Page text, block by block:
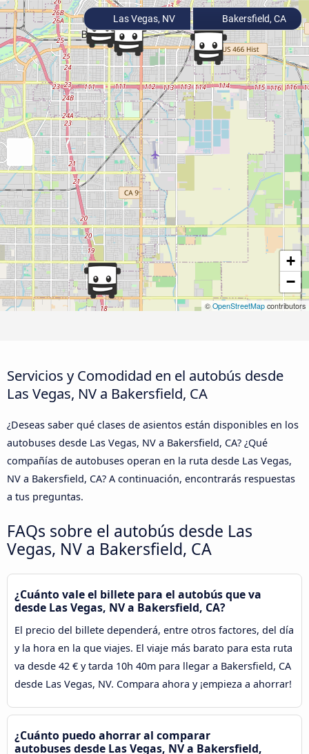
+
−
© OpenStreetMap contributors
Las Vegas, NV Bakersfield, CA
Servicios y Comodidad en el autobús desde
Las Vegas, NV a Bakersfield, CA
¿Deseas saber qué clases de asientos están disponibles en los
autobuses desde Las Vegas, NV a Bakersfield, CA? ¿Qué
compañías de autobuses operan en la ruta desde Las Vegas,
NV a Bakersfield, CA? A continuación, encontrarás respuestas
a tus preguntas.
FAQs sobre el autobús desde Las
Vegas, NV a Bakersfield, CA
¿Cuánto vale el billete para el autobús que va
desde Las Vegas, NV a Bakersfield, CA?
El precio del billete dependerá, entre otros factores, del día
y la hora en la que viajes. El viaje más barato para esta ruta
va desde 42 € y tarda 10h 40m para llegar a Bakersfield, CA
desde Las Vegas, NV. Compara ahora y ¡empieza a ahorrar!
¿Cuánto puedo ahorrar al comparar
autobuses desde Las Vegas, NV a Bakersfield,